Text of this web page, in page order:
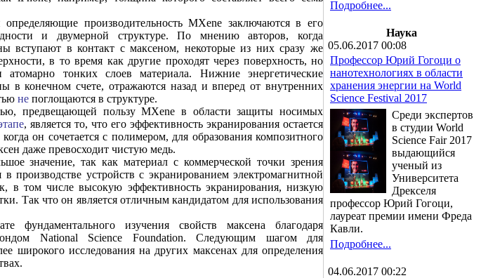
производительность MXene заключаются в его
и двумерной структуре. По мнению авторов, когда
вступают в контакт с максеном, некоторые из них сразу же
в то время как другие проходят через поверхность, но
атомарно тонких слоев материала. Нижние энергетические
в конечном счете, отражаются назад и вперед от внутренних
не поглощаются в структуре.
предвещающей пользу MXene в области защиты носимых
, является то, что его эффективность экранирования остается
он сочетается с полимером, для образования композитного
даже превосходит чистую медь.
значение, так как материал с коммерческой точки зрения
производстве устройств с экранированием электромагнитной
в том числе высокую эффективность экранирования, низкую
Так что он является отличным кандидатом для использования
фундаментального изучения свойств максена благодаря
National Science Foundation. Следующим шагом для
широкого исследования на других максенах для определения
Подробнее...
Наука
05.06.2017 00:08
Профессор Юрий Гогоци о
нанотехнологиях в области
хранения энергии на World
Science Festival 2017
Среди экспертов
в студии World
Science Fair 2017
выдающийся
ученый из
Университета
Дрекселя
профессор Юрий Гогоци,
лауреат премии имени Фреда
Кавли.
Подробнее...
04.06.2017 00:22